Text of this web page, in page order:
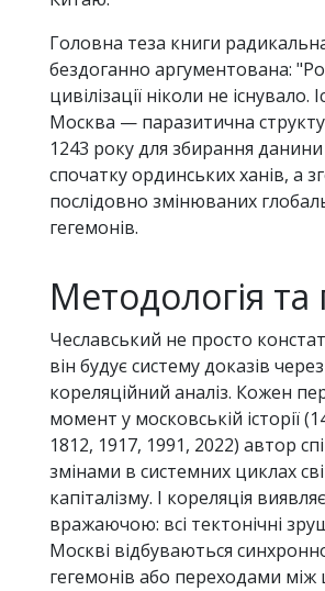
Головна теза книги
бездоганно аргументована:
цивілізації ніколи не існувало.
Москва — паразитична
1243 року для збирання
спочатку ординських ханів, а
послідовно змінюваних
гегемонів.
Методологія та
Чеславський не просто
він будує систему доказів через
кореляційний аналіз. Кожен
момент у московській історії
1812, 1917, 1991, 2022) автор
змінами в системних циклах
капіталізму. І кореляція
вражаючою: всі тектонічні
Москві відбуваються
гегемонів або переходами між